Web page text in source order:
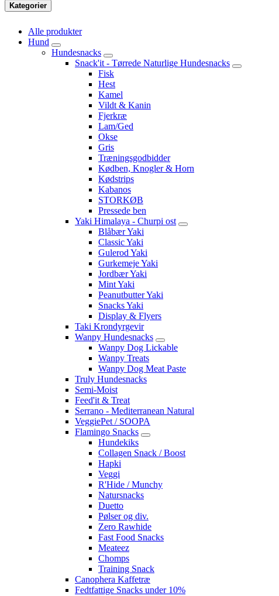
Kategorier
Alle produkter
Hund
Hundesnacks
Snack'it - Tørrede Naturlige Hundesnacks
Fisk
Hest
Kamel
Vildt & Kanin
Fjerkræ
Lam/Ged
Okse
Gris
Træningsgodbidder
Kødben, Knogler & Horn
Kødstrips
Kabanos
STORKØB
Pressede ben
Yaki Himalaya - Churpi ost
Blåbær Yaki
Classic Yaki
Gulerod Yaki
Gurkemeje Yaki
Jordbær Yaki
Mint Yaki
Peanutbutter Yaki
Snacks Yaki
Display & Flyers
Taki Krondyrgevir
Wanpy Hundesnacks
Wanpy Dog Lickable
Wanpy Treats
Wanpy Dog Meat Paste
Truly Hundesnacks
Semi-Moist
Feed'it & Treat
Serrano - Mediterranean Natural
VeggiePet / SOOPA
Flamingo Snacks
Hundekiks
Collagen Snack / Boost
Hapki
Veggi
R'Hide / Munchy
Natursnacks
Duetto
Pølser og div.
Zero Rawhide
Fast Food Snacks
Meateez
Chomps
Training Snack
Canophera Kaffetræ
Fedtfattige Snacks under 10%